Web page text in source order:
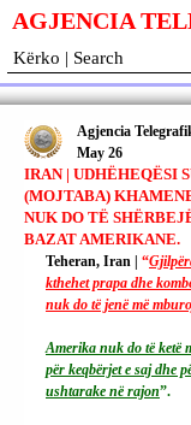
AGJENCIA
IRAN | UDHËHEQËSI
(MOJTABA)
NUK DO TË
BAZAT AMERIKANE.
Agjencia
May 26
Teheran, Iran | “
kthehet prapa dhe
nuk do të jenë më
Amerika nuk do të ketë
për keqbërjet e saj dhe
ushtarake në rajon”.